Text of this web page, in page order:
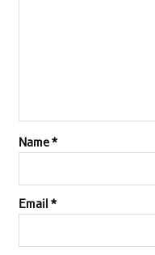
Name*
Email *